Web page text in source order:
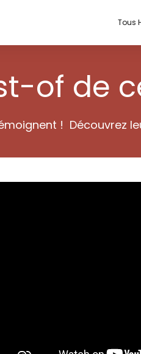
Tous
of de
! Découvrez